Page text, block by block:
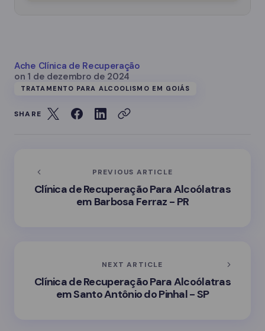
Ache Clínica de Recuperação
on 1 de dezembro de 2024
TRATAMENTO PARA ALCOOLISMO EM GOIÁS
SHARE
PREVIOUS ARTICLE
Clínica de Recuperação Para Alcoólatras
em Barbosa Ferraz - PR
NEXT ARTICLE
Clínica de Recuperação Para Alcoólatras
em Santo Antônio do Pinhal - SP